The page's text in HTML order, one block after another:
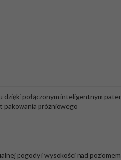
połączonym inteligentnym
pakowania próżniowego
pogody i wysokości nad